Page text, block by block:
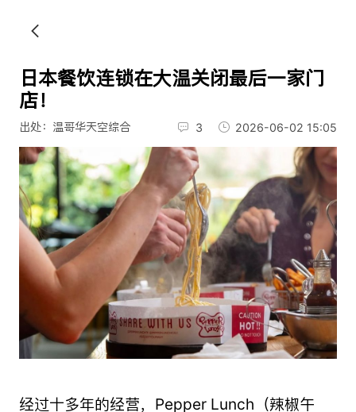
日本餐饮连锁在大温关闭最后一家门
店！
出处：温哥华天空综合 3 2026-06-02 15:05
经过十多年的经营，Pepper Lunch（辣椒午